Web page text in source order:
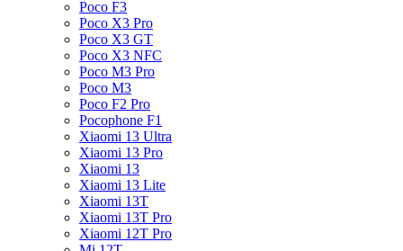
Poco F3
Poco X3 Pro
Poco X3 GT
Poco X3 NFC
Poco M3 Pro
Poco M3
Poco F2 Pro
Pocophone F1
Xiaomi 13 Ultra
Xiaomi 13 Pro
Xiaomi 13
Xiaomi 13 Lite
Xiaomi 13T
Xiaomi 13T Pro
Xiaomi 12T Pro